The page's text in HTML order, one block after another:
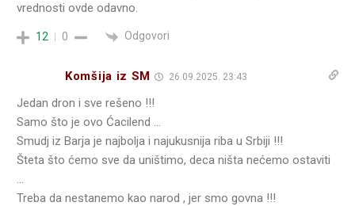
vrednosti ovde odavno.
12 0 Odgovori
Komšija iz SM 26.09.2025. 23:43
Jedan dron i sve rešeno !!!
Samo što je ovo Ćacilend …
Smudj iz Barja je najbolja i najukusnija riba u Srbiji !!!
Šteta što ćemo sve da uništimo, deca ništa nećemo ostaviti
Treba da nestanemo kao narod , jer smo govna !!!